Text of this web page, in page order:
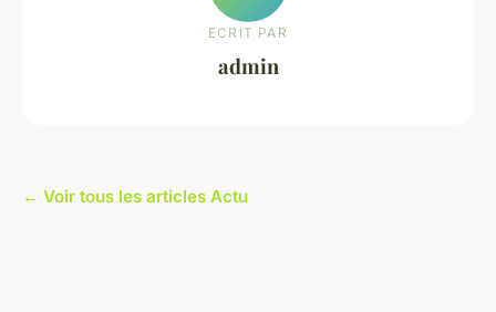
ECRIT PAR
admin
← Voir tous les articles Actu